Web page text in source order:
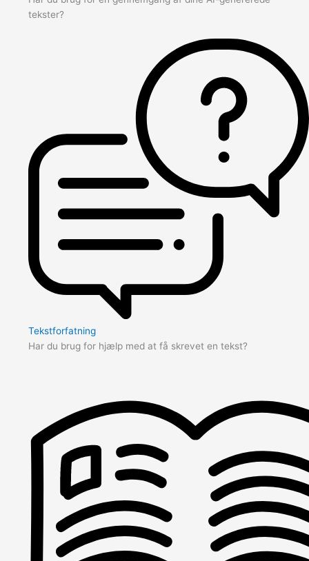
tekster?
Tekstforfatning
Har du brug for hjælp med at få skrevet en tekst?